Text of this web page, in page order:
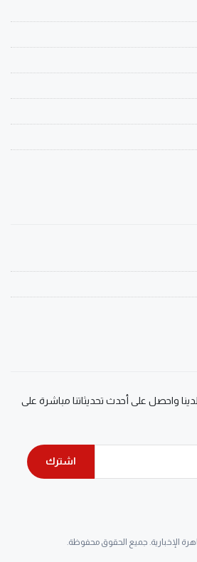
واحصل على أحدث تحديثاتنا مباشرة على
اشترك